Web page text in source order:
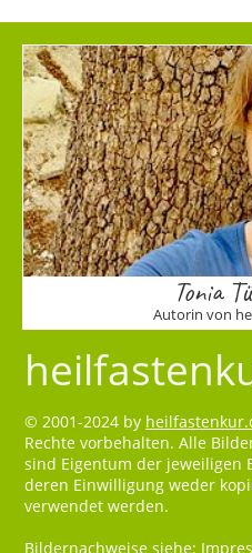
Tonia
Autorin von
© 2001-2024 by
Rechte vorbehalten. Alle
sind Eigentum der jeweiligen
deren Einwilligung weder
verwendet werden.
Bildernachweise siehe: